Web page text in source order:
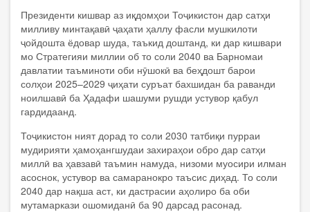
Президенти кишвар аз иқдомҳои Тоҷикистон дар сатҳи
милливу минтақавӣ ҷаҳати ҳаллу фасли мушкилоти
ҷойдошта ёдовар шуда, таъкид доштанд, ки дар кишвари
мо Стратегияи миллии об то соли 2040 ва Барномаи
давлатии таъминоти оби нӯшокӣ ва беҳдошт барои
солҳои 2025–2029 ҷиҳати суръат бахшидан ба раванди
ноилшавӣ ба Ҳадафи шашуми рушди устувор қабул
гардидаанд.
Тоҷикистон ният дорад то соли 2030 татбиқи пурраи
мудирияти ҳамоҳангшудаи захираҳои обро дар сатҳи
миллӣ ва ҳавзавӣ таъмин намуда, низоми муосири илман
асоснок, устувор ва самаранокро таъсис диҳад. То соли
2040 дар нақша аст, ки дастрасии аҳолиро ба оби
мутамаркази ошомиданӣ ба 90 дарсад расонад.